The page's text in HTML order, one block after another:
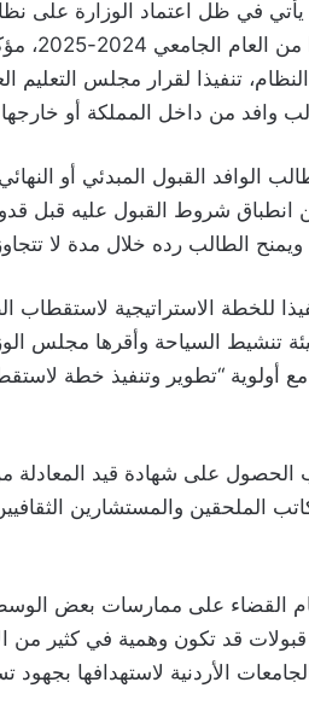
في ظل اعتماد الوزارة على
الذي
تنفيذا لقرار مجلس التعليم
وافد من داخل المملكة أو خارجها
الوافد القبول المبدئي أو
انطباق شروط القبول عليه قبل
رده خلال مدة لا تتجاوز 3 أيام عمل من وصول طلبه.
تنشيط السياحة وأقرها مجلس
أولوية “تطوير وتنفيذ خطة
الحصول على شهادة قيد المعادلة
الملحقين والمستشارين
القضاء على ممارسات بعض
قبولات قد تكون وهمية في كثير من
الأردنية لاستهدافها بجهود